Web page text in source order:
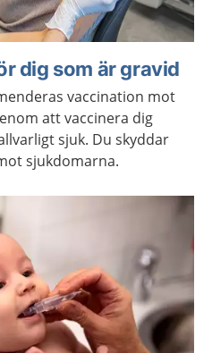
dig som är gravid
vaccination mot
att vaccinera dig
sjuk. Du skyddar
sjukdomarna.